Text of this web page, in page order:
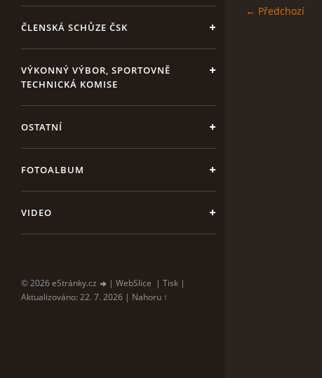
ČLENSKÁ SCHŮZE ČSK
VÝKONNÝ VÝBOR, SPORTOVNĚ
TECHNICKÁ KOMISE
OSTATNÍ
FOTOALBUM
VIDEO
© 2026 eStránky.cz | WebSlice | Tisk |
Aktualizováno: 22. 7. 2026 | Nahoru ↑
← Předchozí